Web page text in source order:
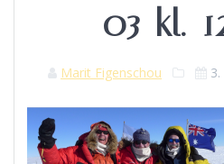
03-kl.-
Marit Figenschou